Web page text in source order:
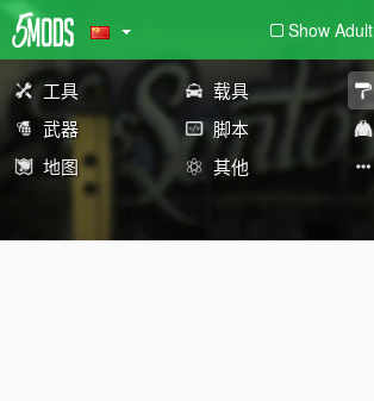
Show Adult
工具 载具
武器
脚本
地图
其他